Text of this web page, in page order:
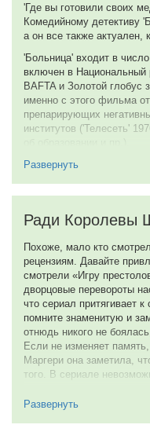
'Где вы готовили своих
Комедийному детективу
а он все также актуален,
'Больница' входит в
включен в
BAFTA и Золотой глобус
именно с этого фильма
препарирующих
институтов ('Телесеть'
Так что же необычного в
нам о пожилом мужчине,
диагноз, но в
лечения мужчина
ставшей смертным
мертвого человека - того
роковую ошибку.
Мало кто любит
оказываться пациентом в
медицинских процедур. А
мы никак не
превращаемся в объект,
профессионалы легко
ошибки может быть наше
Развернуть
Ради Королевы
Похоже, мало кто
рецензиям. Давайте
смотрели «Игру
дворцовые перевороты
что сериал притягивает
помните знаменитую и
отнюдь никого не
Если не изменяет
Маргери она заметила,
того. В сериале
«Больница» по
Развернуть